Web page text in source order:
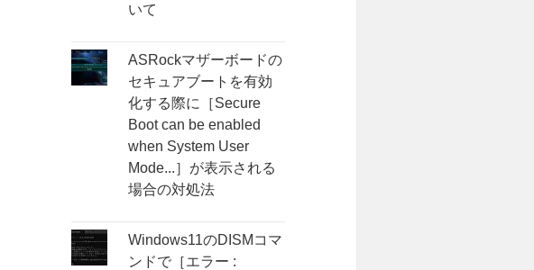
いて
ASRockマザーボードの
セキュアブートを有効
化する際に［Secure
Boot can be enabled
when System User
Mode...］が表示される
場合の対処法
Windows11のDISMコマ
ンドで［エラー :